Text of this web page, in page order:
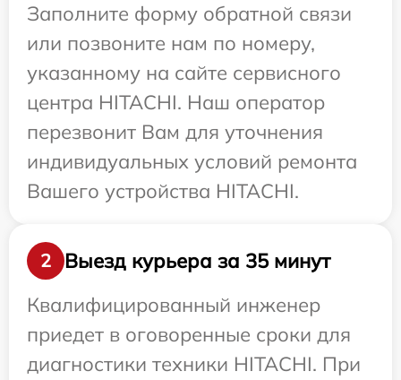
Заполните форму обратной связи
или позвоните нам по номеру,
указанному на сайте сервисного
центра HITACHI. Наш оператор
перезвонит Вам для уточнения
индивидуальных условий ремонта
Вашего устройства HITACHI.
2
Выезд курьера за 35 минут
Квалифицированный инженер
приедет в оговоренные сроки для
диагностики техники HITACHI. При